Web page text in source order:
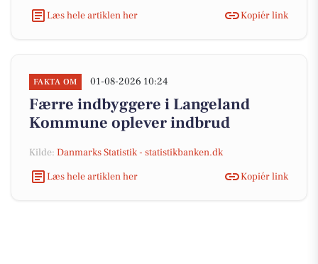
Læs hele artiklen her
Kopiér link
FAKTA OM 01-08-2026 10:24
Færre indbyggere i Langeland
Kommune oplever indbrud
Kilde: Danmarks Statistik - statistikbanken.dk
Læs hele artiklen her
Kopiér link